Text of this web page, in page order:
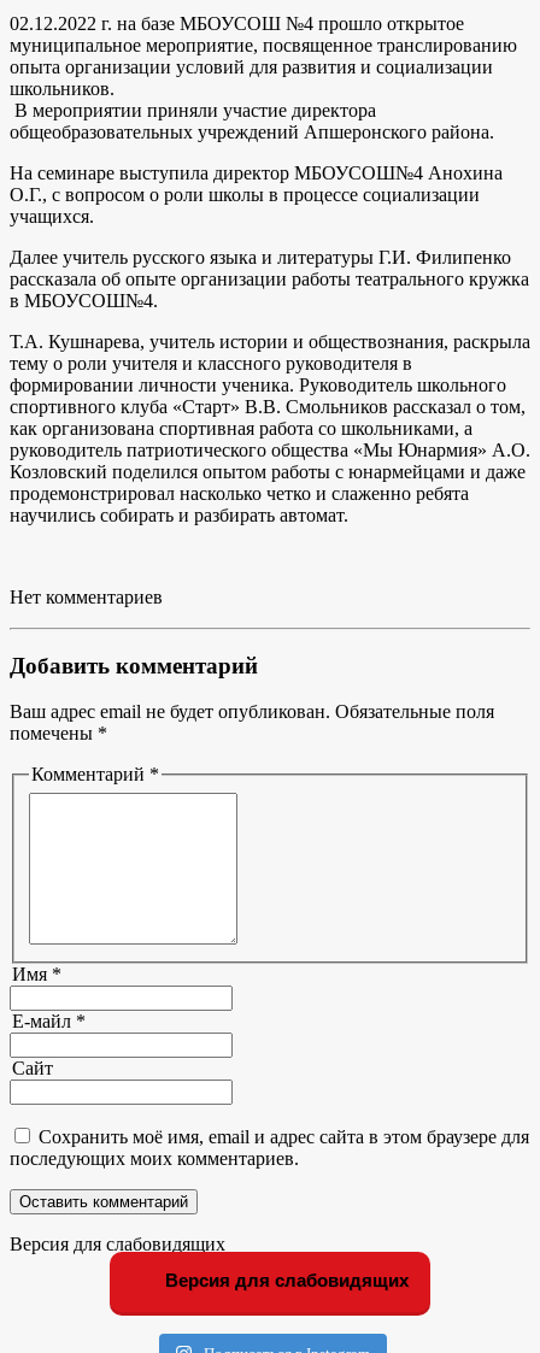
02.12.2022 г. на базе МБОУСОШ №4 прошло открытое
муниципальное мероприятие, посвященное транслированию
опыта организации условий для развития и социализации
школьников.
В мероприятии приняли участие директора
общеобразовательных учреждений Апшеронского района.
На семинаре выступила директор МБОУСОШ№4 Анохина
О.Г., с вопросом о роли школы в процессе социализации
учащихся.
Далее учитель русского языка и литературы Г.И. Филипенко
рассказала об опыте организации работы театрального кружка
в МБОУСОШ№4.
Т.А. Кушнарева, учитель истории и обществознания, раскрыла
тему о роли учителя и классного руководителя в
формировании личности ученика. Руководитель школьного
спортивного клуба «Старт» В.В. Смольников рассказал о том,
как организована спортивная работа со школьниками, а
руководитель патриотического общества «Мы Юнармия» А.О.
Козловский поделился опытом работы с юнармейцами и даже
продемонстрировал насколько четко и слаженно ребята
научились собирать и разбирать автомат.
Нет комментариев
Добавить комментарий
Ваш адрес email не будет опубликован. Обязательные поля
помечены *
Комментарий *
Имя *
Е-майл *
Сайт
Сохранить моё имя, email и адрес сайта в этом браузере для
последующих моих комментариев.
Оставить комментарий
Версия для слабовидящих
Версия для слабовидящих